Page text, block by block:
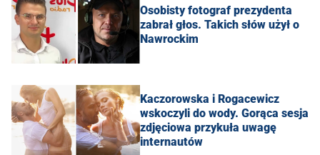
Osobisty fotograf prezydenta
zabrał głos. Takich słów użył o
Nawrockim
Kaczorowska i Rogacewicz
wskoczyli do wody. Gorąca sesja
zdjęciowa przykuła uwagę
internautów